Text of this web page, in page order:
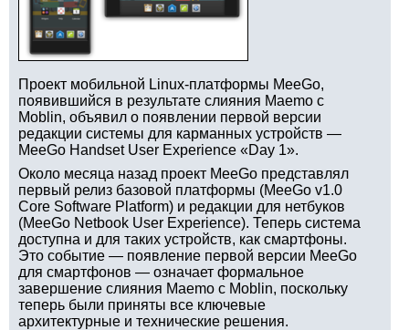
Проект мобильной Linux-платформы MeeGo,
появившийся в результате слияния Maemo с
Moblin, объявил о появлении первой версии
редакции системы для карманных устройств —
MeeGo Handset User Experience «Day 1».
Около месяца назад проект MeeGo представлял
первый релиз базовой платформы (MeeGo v1.0
Core Software Platform) и редакции для нетбуков
(MeeGo Netbook User Experience). Теперь система
доступна и для таких устройств, как смартфоны.
Это событие — появление первой версии MeeGo
для смартфонов — означает формальное
завершение слияния Maemo с Moblin, поскольку
теперь были приняты все ключевые
архитектурные и технические решения.